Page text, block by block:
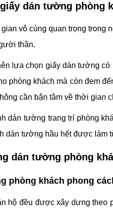
dán tường phòng
vô cùng quan trọng
thân.
lựa chọn giấy dán tường
phòng khách mà còn đem
cần bận tâm về thời gian
dán tường trang trí phòng
dán tường hầu hết được
dán tường phòng
phòng khách phong
hộ đều được xây dựng